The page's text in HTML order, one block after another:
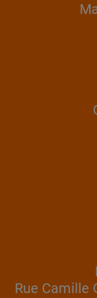
Rue Camille